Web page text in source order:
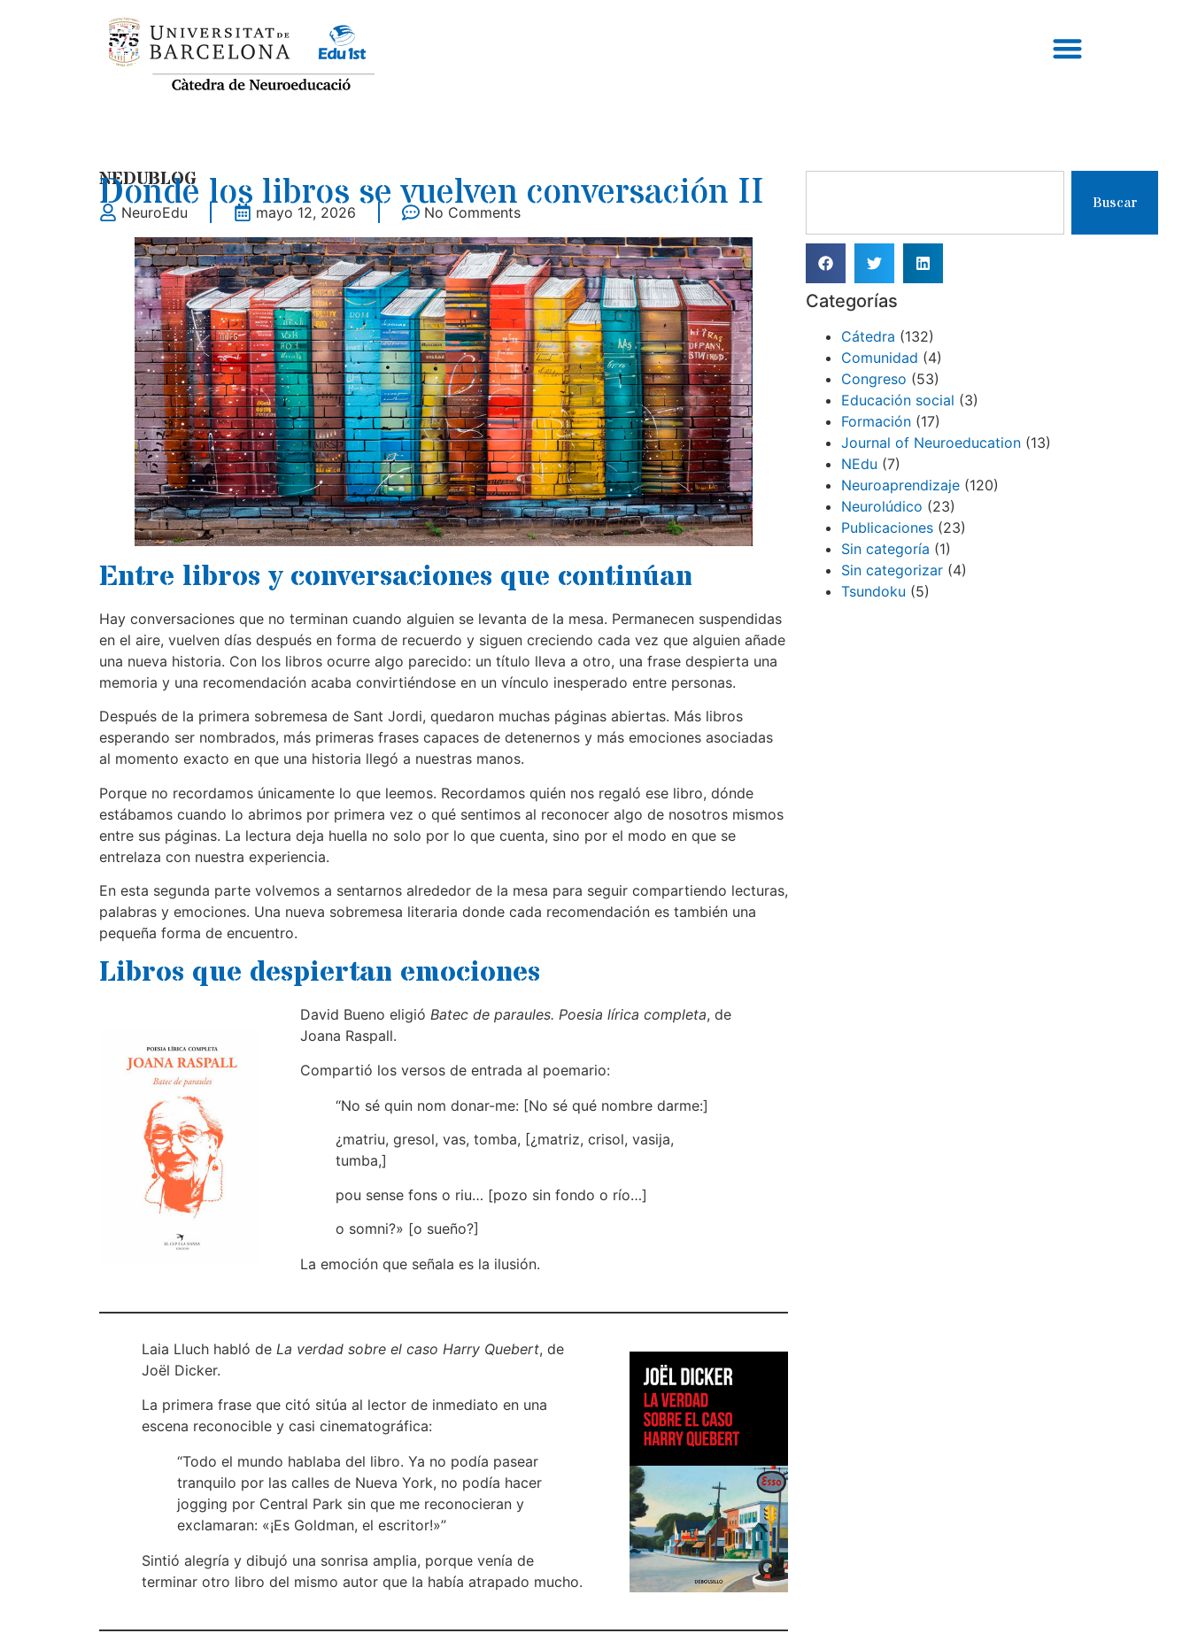
NEDUBLOG
Donde los libros se vuelven conversación II
NeuroEdu mayo 12, 2026 No Comments
Entre libros y conversaciones que continúan
Hay conversaciones que no terminan cuando alguien se levanta de la mesa. Permanecen suspendidas
en el aire, vuelven días después en forma de recuerdo y siguen creciendo cada vez que alguien añade
una nueva historia. Con los libros ocurre algo parecido: un título lleva a otro, una frase despierta una
memoria y una recomendación acaba convirtiéndose en un vínculo inesperado entre personas.
Después de la primera sobremesa de Sant Jordi, quedaron muchas páginas abiertas. Más libros
esperando ser nombrados, más primeras frases capaces de detenernos y más emociones asociadas
al momento exacto en que una historia llegó a nuestras manos.
Porque no recordamos únicamente lo que leemos. Recordamos quién nos regaló ese libro, dónde
estábamos cuando lo abrimos por primera vez o qué sentimos al reconocer algo de nosotros mismos
entre sus páginas. La lectura deja huella no solo por lo que cuenta, sino por el modo en que se
entrelaza con nuestra experiencia.
En esta segunda parte volvemos a sentarnos alrededor de la mesa para seguir compartiendo lecturas,
palabras y emociones. Una nueva sobremesa literaria donde cada recomendación es también una
pequeña forma de encuentro.
Libros que despiertan emociones
David Bueno eligió Batec de paraules. Poesia lírica completa, de
Joana Raspall.
Compartió los versos de entrada al poemario:
“No sé quin nom donar-me: [No sé qué nombre darme:]
¿matriu, gresol, vas, tomba, [¿matriz, crisol, vasija,
tumba,]
pou sense fons o riu… [pozo sin fondo o río…]
o somni?» [o sueño?]
La emoción que señala es la ilusión.
Laia Lluch habló de La verdad sobre el caso Harry Quebert, de
Joël Dicker.
La primera frase que citó sitúa al lector de inmediato en una
escena reconocible y casi cinematográfica:
“Todo el mundo hablaba del libro. Ya no podía pasear
tranquilo por las calles de Nueva York, no podía hacer
jogging por Central Park sin que me reconocieran y
exclamaran: «¡Es Goldman, el escritor!»”
Sintió alegría y dibujó una sonrisa amplia, porque venía de
terminar otro libro del mismo autor que la había atrapado mucho.
Buscar
Categorías
Cátedra (132)
Comunidad (4)
Congreso (53)
Educación social (3)
Formación (17)
Journal of Neuroeducation (13)
NEdu (7)
Neuroaprendizaje (120)
Neurolúdico (23)
Publicaciones (23)
Sin categoría (1)
Sin categorizar (4)
Tsundoku (5)